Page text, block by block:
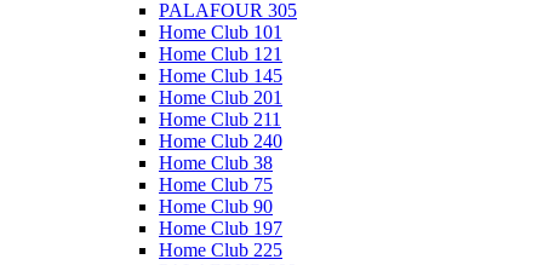
PALAFOUR 305
Home Club 101
Home Club 121
Home Club 145
Home Club 201
Home Club 211
Home Club 240
Home Club 38
Home Club 75
Home Club 90
Home Club 197
Home Club 225